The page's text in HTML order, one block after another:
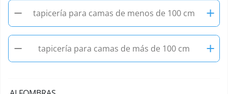
−
tapicería para camas de menos de 100 cm
+
−
tapicería para camas de más de 100 cm +